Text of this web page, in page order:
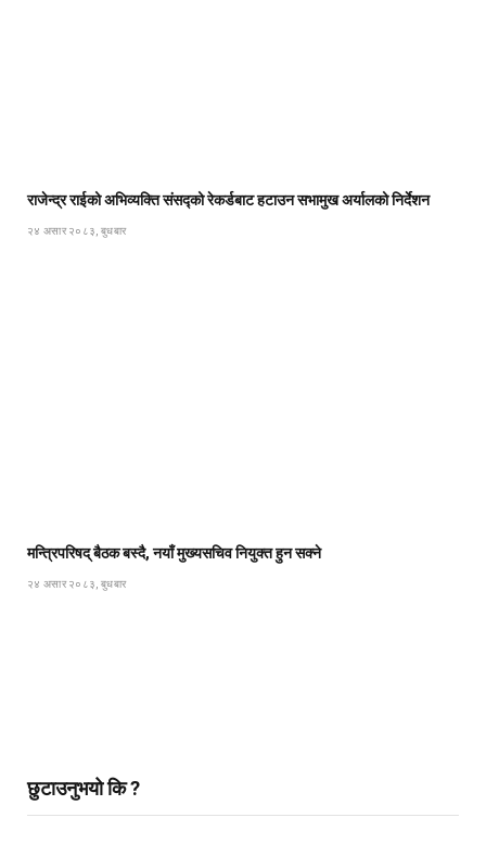
राजेन्द्र राईको अभिव्यक्ति संसद्को रेकर्डबाट हटाउन सभामुख अर्यालको निर्देशन
२४ असार २०८३, बुधबार
मन्त्रिपरिषद् बैठक बस्दै, नयाँ मुख्यसचिव नियुक्त हुन सक्ने
२४ असार २०८३, बुधबार
छुटाउनुभयो कि ?